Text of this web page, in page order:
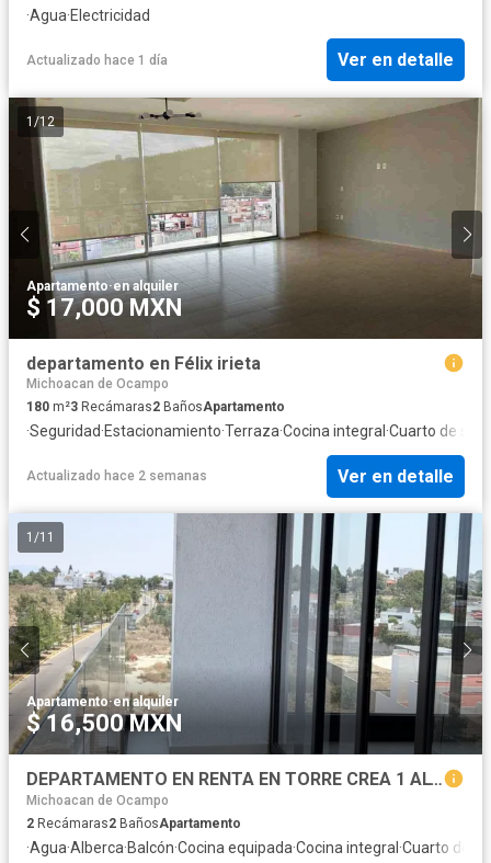
·Agua·Electricidad
Actualizado hace 1 día Ver en detalle
1 /12
Apartamento·en alquiler
$ 17,000 MXN
departamento en Félix irieta
Michoacan de Ocampo
180 m²3 Recámaras2 BañosApartamento
·Seguridad·Estacionamiento·Terraza·Cocina integral ·Cuarto de
Actualizado hace 2 semanas Ver en detalle
1 /11
Apartamento·en alquiler
$ 16,500 MXN
DEPARTAMENTO EN RENTA EN TORRE CREA 1 ALTOZANO
Michoacan de Ocampo
2 Recámaras2 BañosApartamento
·Agua·Alberca·Balcón·Cocina equipada·Cocina integral ·Cuarto de